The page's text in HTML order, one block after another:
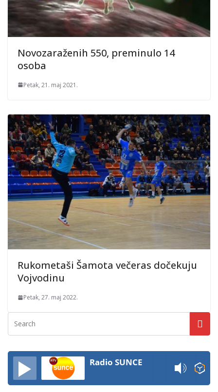
Novozaraženih 550, preminulo 14
osoba
Petak, 21. maj 2021.
Rukometaši Šamota večeras dočekuju
Vojvodinu
Petak, 27. maj 2022.
Radio SUNCE